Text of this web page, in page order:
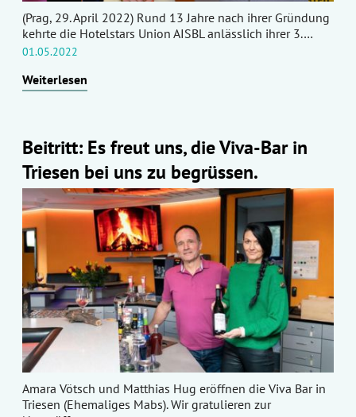
(Prag, 29. April 2022) Rund 13 Jahre nach ihrer Gründung
kehrte die Hotelstars Union AISBL anlässlich ihrer 3.…
01.05.2022
Weiterlesen
Beitritt: Es freut uns, die Viva-Bar in
Triesen bei uns zu begrüssen.
Amara Vötsch und Matthias Hug eröffnen die Viva Bar in
Triesen (Ehemaliges Mabs). Wir gratulieren zur